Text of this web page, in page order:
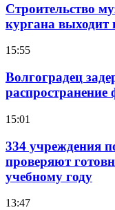
Строительство
кургана
15:55
Волгоградец
15:01
334 учреждения
проверяют
учебному году
13:47